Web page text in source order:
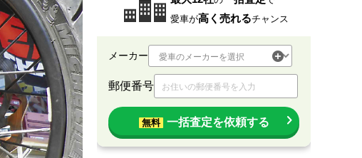
愛車が高く売れるチャンス
メーカー
郵便番号
無料 一括査定を依頼する